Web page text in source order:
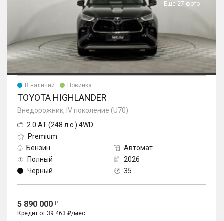
Еще 27 фото
В наличии Новинка
TOYOTA HIGHLANDER
Внедорожник, IV поколение (U70)
2.0 AT (248 л.с.) 4WD
Premium
Бензин
Автомат
Полный
2026
Черный
35
5 890 000
Кредит от 39 463 ₽/мес.